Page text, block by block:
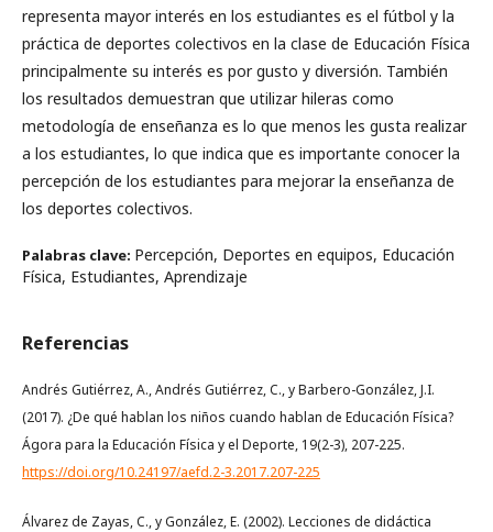
representa mayor interés en los estudiantes es el fútbol y la
práctica de deportes colectivos en la clase de Educación Física
principalmente su interés es por gusto y diversión. También
los resultados demuestran que utilizar hileras como
metodología de enseñanza es lo que menos les gusta realizar
a los estudiantes, lo que indica que es importante conocer la
percepción de los estudiantes para mejorar la enseñanza de
los deportes colectivos.
Palabras clave: Percepción, Deportes en equipos, Educación
Física, Estudiantes, Aprendizaje
Referencias
Andrés Gutiérrez, A., Andrés Gutiérrez, C., y Barbero-González, J.I.
(2017). ¿De qué hablan los niños cuando hablan de Educación Física?
Ágora para la Educación Física y el Deporte, 19(2-3), 207-225.
https://doi.org/10.24197/aefd.2-3.2017.207-225
Álvarez de Zayas, C., y González, E. (2002). Lecciones de didáctica